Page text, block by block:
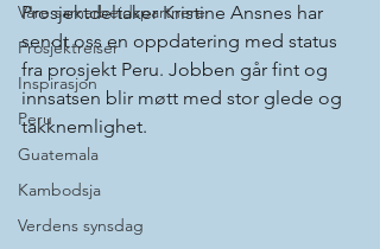
Våre samarbeidspartnere
Prosjektreiser
Inspirasjon
Peru
Guatemala
Kambodsja
Verdens synsdag
Prosjektdeltaker Kristine Ansnes har
sendt oss en oppdatering med status
fra prosjekt Peru. Jobben går fint og
innsatsen blir møtt med stor glede og
takknemlighet.